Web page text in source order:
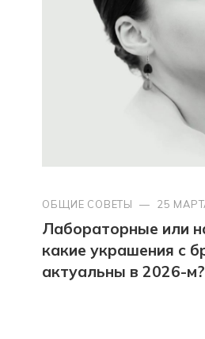
ОБЩИЕ СОВЕТЫ — 25
Лабораторные или
какие украшения с
актуальны в 2026-м?